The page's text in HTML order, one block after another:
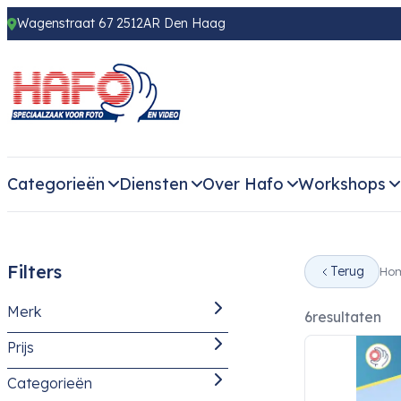
Wagenstraat 67 2512AR Den Haag
Categorieën Diensten Over Hafo Workshops
Filters
Merk
Sony
Prijs
Categorieën
Terug
6resultaten